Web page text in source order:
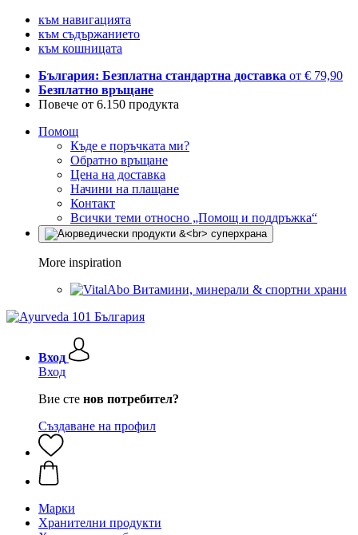
към навигацията
към съдържанието
към кошницата
България: Безплатна стандартна доставка от € 79,90
Безплатно връщане
Повече от 6.150 продукта
Помощ
Къде е поръчката ми?
Обратно връщане
Цена на доставка
Начини на плащане
Контакт
Всички теми относно „Помощ и поддръжка“
More inspiration
Витамини, минерали & спортни храни
Вход
Вход
Вие сте нов потребител?
Създаване на профил
Марки
Хранителни продукти